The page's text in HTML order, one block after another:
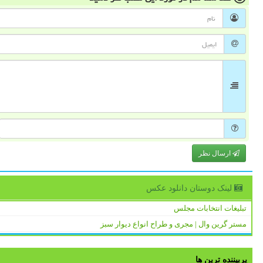
ارسال نظر
لینک دوستان دانلود عكس
تبلیغات انتخابات مجلس
مستر گرین وال | مجری و طراح انواع دیوار سبز
پربیننده ترین ها